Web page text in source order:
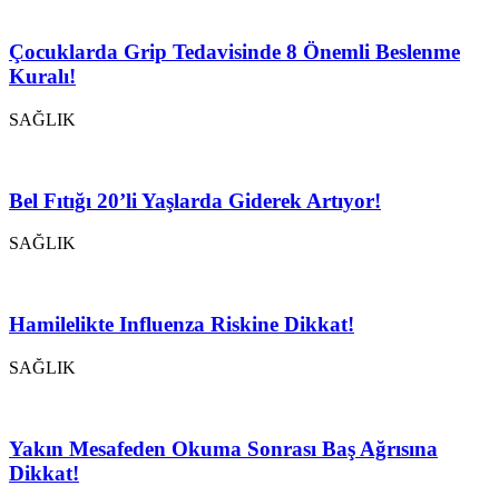
Çocuklarda Grip Tedavisinde 8 Önemli Beslenme
Kuralı!
SAĞLIK
Bel Fıtığı 20’li Yaşlarda Giderek Artıyor!
SAĞLIK
Hamilelikte Influenza Riskine Dikkat!
SAĞLIK
Yakın Mesafeden Okuma Sonrası Baş Ağrısına
Dikkat!